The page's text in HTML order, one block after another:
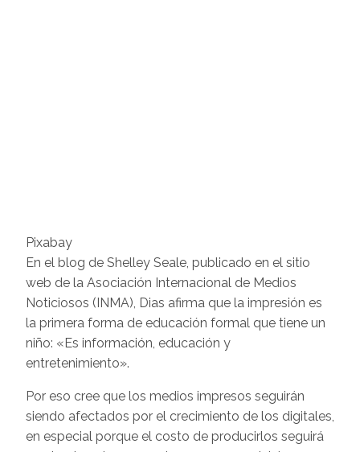
Pixabay
En el blog de Shelley Seale, publicado en el sitio
web de la Asociación Internacional de Medios
Noticiosos (INMA), Dias afirma que la impresión es
la primera forma de educación formal que tiene un
niño: «Es información, educación y
entretenimiento».
Por eso cree que los medios impresos seguirán
siendo afectados por el crecimiento de los digitales,
en especial porque el costo de producirlos seguirá